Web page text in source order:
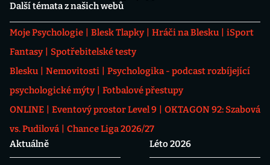
Další témata z našich webů
Moje Psychologie Blesk Tlapky Hráči na Blesku
iSport
Fantasy
Spotřebitelské testy
Blesku
Nemovitosti
Psychologika - podcast rozbíjející
psychologické mýty
Fotbalové přestupy
ONLINE
Eventový prostor Level 9
OKTAGON 92: Szabová
vs. Pudilová
Chance Liga 2026/27
Aktuálně
Léto 2026